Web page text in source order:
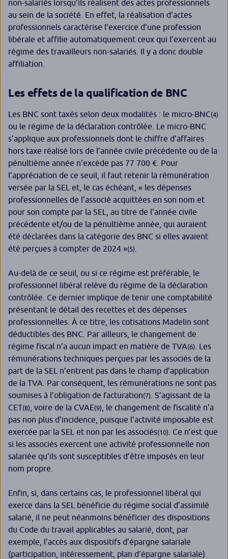
non-salariés lorsqu’ils réalisent des actes professionnels
au sein de la société. En effet, la réalisation d’actes
professionnels caractérise l’exercice d’une profession
libérale et affilie automatiquement ceux qui l’exercent au
régime des travailleurs non-salariés. Il y a donc double
affiliation.
Les effets de la qualification de BNC
Les BNC sont taxés selon deux modalités : le micro-BNC(4)
ou le régime de la déclaration contrôlée. Le micro-BNC
s’applique aux professionnels dont le chiffre d’affaires
hors taxe réalisé lors de l’année civile précédente ou de la
pénultième année n’excède pas 77 700 €. Pour
l’appréciation de ce seuil, il faut retenir la rémunération
versée par la SEL et, le cas échéant, « les dépenses
professionnelles de l’associé acquittées en son nom et
pour son compte par la SEL, au titre de l’année civile
précédente et/ou de la pénultième année, qui auraient
été déclarées dans la catégorie des BNC si elles avaient
été perçues à compter de 2024 »(5)
Au-delà de ce seuil, ou si ce régime est préférable, le
professionnel libéral relève du régime de la déclaration
contrôlée. Ce dernier implique de tenir une comptabilité
présentant le détail des recettes et des dépenses
professionnelles. À ce titre, les cotisations Madelin sont
déductibles des BNC. Par ailleurs, le changement de
régime fiscal n’a aucun impact en matière de TVA(6) . Les
rémunérations techniques perçues par les associés de la
part de la SEL n’entrent pas dans le champ d’application
de la TVA. Par conséquent, les rémunérations ne sont pas
soumises à l’obligation de facturation(7) . S’agissant de la
CET(8) , voire de la CVAE(9) , le changement de fiscalité n’a
pas non plus d’incidence, puisque l’activité imposable est
exercée par la SEL et non par les associés(10) . Ce n’est que
si les associés exercent une activité professionnelle non
salariée qu’ils sont susceptibles d’être imposés en leur
nom propre.
Enfin, si, dans certains cas, le professionnel libéral qui
exerce dans la SEL bénéficie du régime social d’assimilé
salarié, il ne peut néanmoins bénéficier des dispositions
du Code du travail applicables au salarié, dont, par
exemple, l’accès aux dispositifs d’épargne salariale
(participation, intéressement, plan d’épargne salariale).